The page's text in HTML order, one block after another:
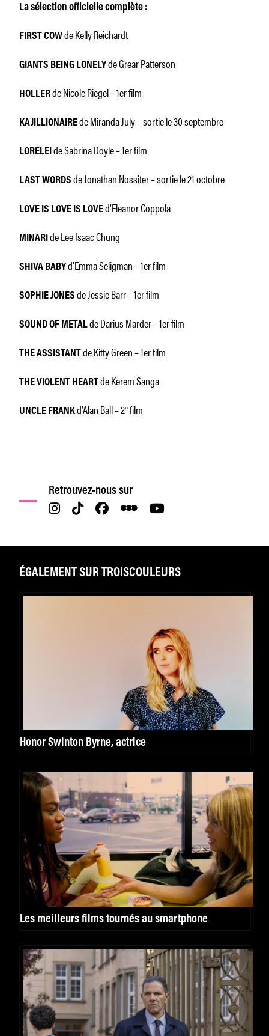
La sélection officielle complète :
FIRST COWde Kelly Reichardt
GIANTS BEING LONELYde Grear Patterson
HOLLERde Nicole Riegel – 1er film
KAJILLIONAIREde Miranda July – sortie le 30 septembre
LORELEIde Sabrina Doyle – 1er film
LAST WORDS de Jonathan Nossiter – sortie le 21 octobre
LOVE IS LOVE IS LOVEd‘Eleanor Coppola
MINARIde Lee Isaac Chung
SHIVA BABYd’Emma Seligman – 1er film
SOPHIE JONES de Jessie Barr – 1er film
SOUND OF METALde Darius Marder – 1er film
THE ASSISTANTde Kitty Green – 1er film
THE VIOLENT HEARTde Kerem Sanga
UNCLE FRANKd’Alan Ball – 2° film
Retrouvez-nous sur
ÉGALEMENT SUR TROISCOULEURS
Honor Swinton Byrne, actrice
Les meilleurs films tournés au smartphone